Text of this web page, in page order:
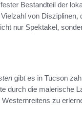
Bestandteil der
von
nur Spektakel,
gibt es in Tucson
durch die malerische
zu